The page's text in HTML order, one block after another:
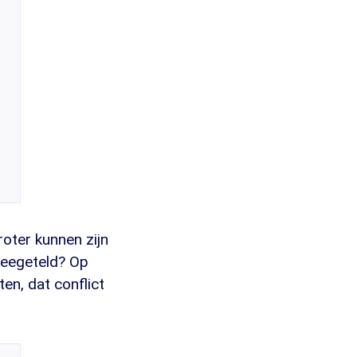
kunnen zijn
Op
dat conflict